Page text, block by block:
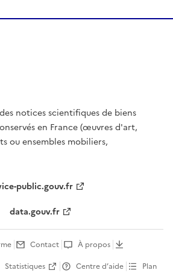
notices scientifiques de biens
en France (œuvres d'art,
ou ensembles mobiliers,
public.gouv.fr
data.gouv.fr
Contact
À propos
Statistiques Centre d’aide Plan